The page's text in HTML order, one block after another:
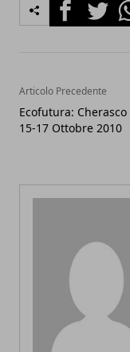
Articolo Precedente
Ecofutura: Cherasco
15-17 Ottobre 2010